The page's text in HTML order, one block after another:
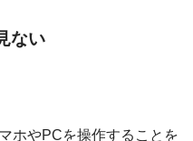
ない
ホやPCを操作することを